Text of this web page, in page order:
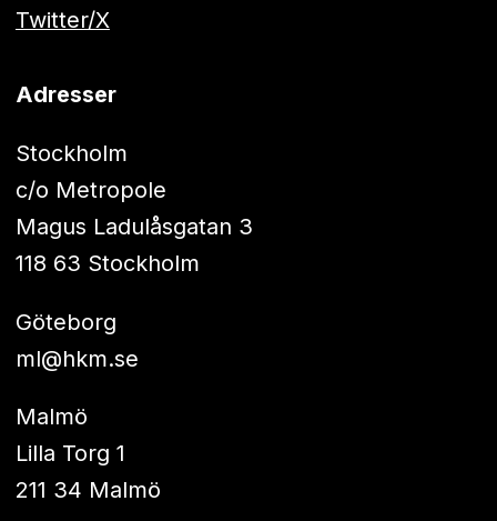
Twitter/X
Adresser
Stockholm
c/o Metropole
Magus Ladulåsgatan 3
118 63 Stockholm
Göteborg
ml@hkm.se
Malmö
Lilla Torg 1
211 34 Malmö